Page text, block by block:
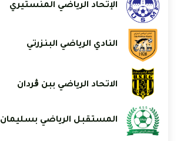
الإتحاد الرياضي المنستيري
النادي الرياضي البنزرتي
الاتحاد الرياضي ببن ڨردان
المستقبل الرياضي بسليمان